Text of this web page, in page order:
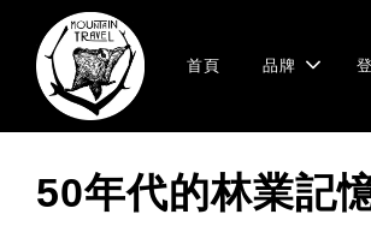
首頁 品牌
50年代的林業記